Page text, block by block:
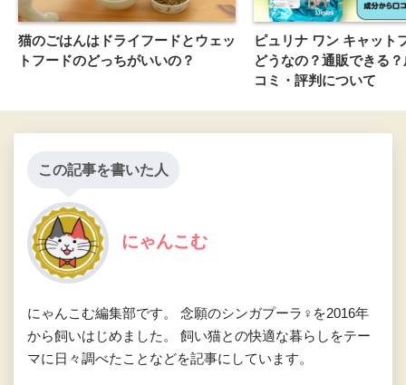
猫のごはんはドライフードとウェッ
トフードのどっちがいいの？
ピュリナ ワン キャット
どうなの？通販できる
コミ・評判について
この記事を書いた人
にゃんこむ
にゃんこむ編集部です。 念願のシンガプーラ♀を2016年
から飼いはじめました。 飼い猫との快適な暮らしをテー
マに日々調べたことなどを記事にしています。